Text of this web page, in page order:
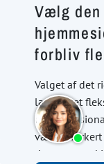
Vælg
forbliv
Valget af det
langsigtet
og
vælger forkert
dyre